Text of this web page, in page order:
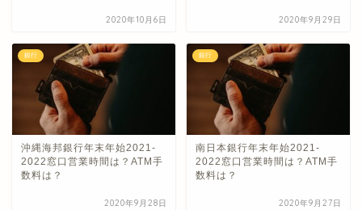
2020年10月6日 2020年9月29日
銀行
沖縄海邦銀行年末年始2021-
2022窓口営業時間は？ATM手
数料は？
2020年9月28日
銀行
南日本銀行年末年始2021-
2022窓口営業時間は？ATM手
数料は？
2020年9月27日